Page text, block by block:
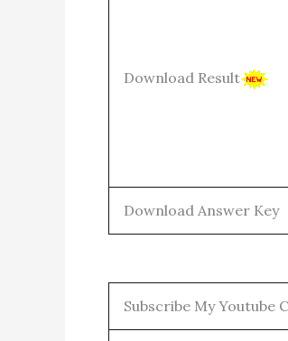
Download Result
Download Answer Key
Subscribe My Youtube